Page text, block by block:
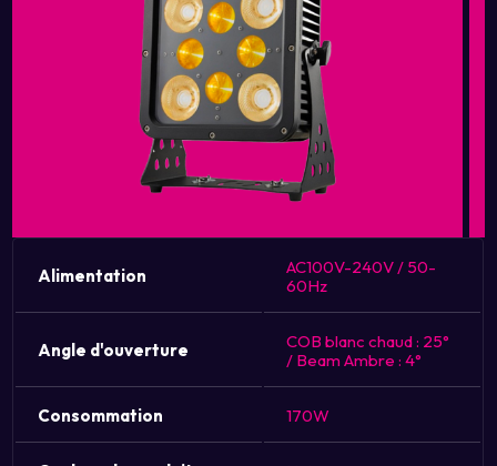
Alimentation
AC100V-240V / 50-
60Hz
Angle d'ouverture
COB blanc chaud : 25°
/ Beam Ambre : 4°
Consommation 170W